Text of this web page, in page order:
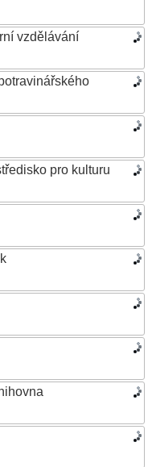
vzdělávání
pro kulturu